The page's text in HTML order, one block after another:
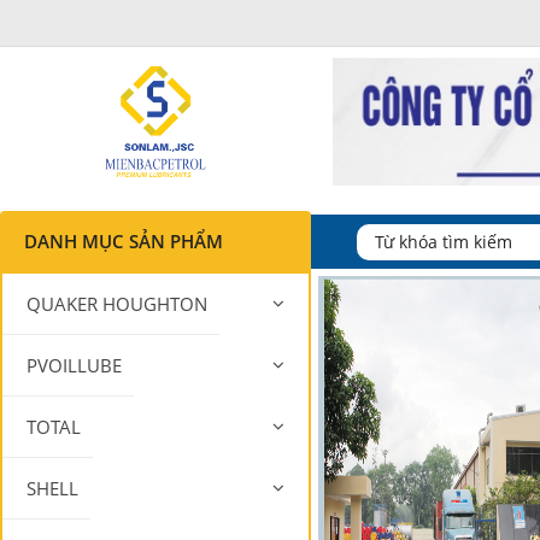
DANH MỤC SẢN PHẨM
QUAKER HOUGHTON
PVOILLUBE
TOTAL
SHELL